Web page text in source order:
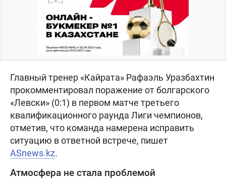
Главный тренер «Кайрата» Рафаэль Уразбахтин
прокомментировал поражение от болгарского
«Левски» (0:1) в первом матче третьего
квалификационного раунда Лиги чемпионов,
отметив, что команда намерена исправить
ситуацию в ответной встрече, пишет
ASnews.kz.
Атмосфера не стала проблемой